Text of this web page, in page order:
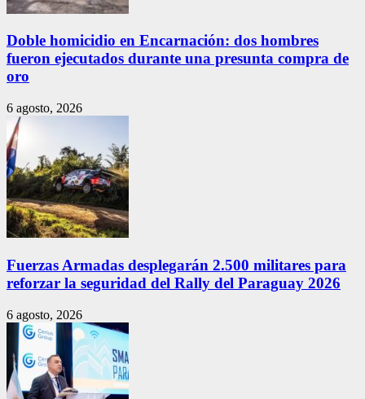
Doble homicidio en Encarnación: dos hombres
fueron ejecutados durante una presunta compra de
oro
6 agosto, 2026
Fuerzas Armadas desplegarán 2.500 militares para
reforzar la seguridad del Rally del Paraguay 2026
6 agosto, 2026